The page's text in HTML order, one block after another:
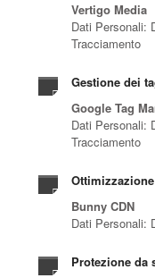
Vertigo Media
Dati Personali:
Tracciamento
Gestione dei
Google Tag
Dati Personali:
Tracciamento
Bunny CDN
Dati Personali:
Protezione da